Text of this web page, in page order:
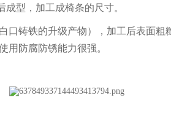
成型，加工成椅条的尺寸。
口铸铁的升级产物），加工后表面粗
用防腐防锈能力很强。